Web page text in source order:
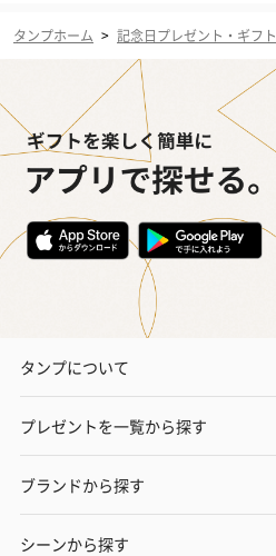
タンプホーム > 記念日プレゼント・ギフト
タンプについて
プレゼントを一覧から探す
ブランドから探す
シーンから探す